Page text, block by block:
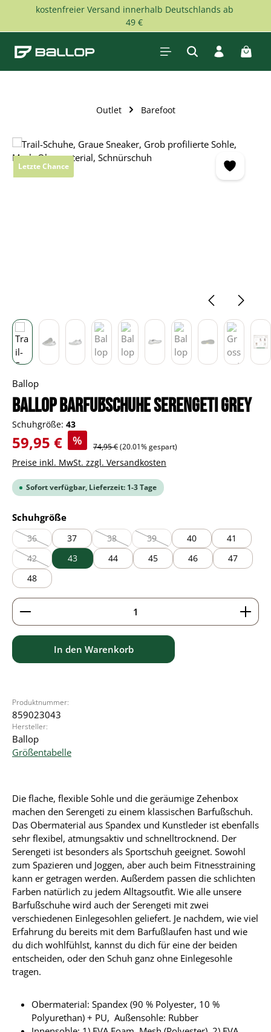
Zum Hauptinhalt springen
kostenfreier Versand innerhalb Deutschlands ab
49 €
Outlet Barefoot
Bildergalerie überspringen
Letzte Chance
Ballop
BALLOP Barfußschuhe Serengeti grey
Schuhgröße: 43
Verkaufspreis:
59,95 € % Regulärer Preis:
74,95 €(20.01% gespart)
Preise inkl. MwSt. zzgl. Versandkosten
Sofort verfügbar, Lieferzeit: 1-3 Tage
Schuhgrößeauswählen
36
(Diese Option ist zurzeit nicht verfügbar.)
37 38
(Diese Option ist zurzeit nicht verfügbar.)
39
(Diese Option ist zurzeit nicht
40
41
42
(Diese Option ist zurzeit nicht verfügbar.)
43 44 45 46
47
48
Produkt Anzahl: Gib den gewünschten Wert ein
In den Warenkorb
Produktnummer:
859023043
Hersteller:
Ballop
Größentabelle
Die flache, flexible Sohle und die geräumige Zehenbox
machen den Serengeti zu einem klassischen Barfußschuh.
Das Obermaterial aus Spandex und Kunstleder ist ebenfalls
sehr flexibel, atmungsaktiv und schnelltrocknend. Der
Serengeti ist besonders als Sportschuh geeignet. Sowohl
zum Spazieren und Joggen, aber auch beim Fitnesstraining
kann er getragen werden. Außerdem passen die schlichten
Farben natürlich zu jedem Alltagsoutfit. Wie alle unsere
Barfußschuhe wird auch der Serengeti mit zwei
verschiedenen Einlegesohlen geliefert. Je nachdem, wie viel
Erfahrung du bereits mit dem Barfußlaufen hast und wie
du dich wohlfühlst, kannst du dich für eine der beiden
entscheiden, oder den Schuh ganz ohne Einlegesohle
tragen.
Obermaterial: Spandex (90 % Polyester, 10 %
Polyurethan) + PU, Außensohle: Rubber